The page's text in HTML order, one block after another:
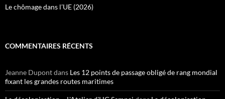
Le chômage dans l’UE (2026)
COMMENTAIRES RÉCENTS
Jeanne Dupontdans Les 12 points de passage obligé de rang mondial
fixant les grandes routes maritimes